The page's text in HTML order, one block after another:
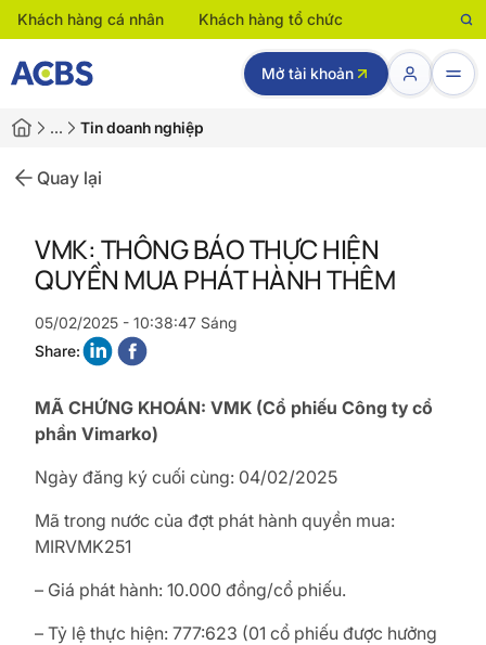
Khách hàng cá nhân Khách hàng tổ chức
Mở tài khoản
… Tin doanh nghiệp
Quay lại
VMK: THÔNG BÁO THỰC HIỆN
QUYỀN MUA PHÁT HÀNH THÊM
05/02/2025 - 10:38:47 Sáng
Share:
MÃ CHỨNG KHOÁN: VMK (Cổ phiếu Công ty cổ
phần Vimarko)
Ngày đăng ký cuối cùng: 04/02/2025
Mã trong nước của đợt phát hành quyền mua:
MIRVMK251
– Giá phát hành: 10.000 đồng/cổ phiếu.
– Tỷ lệ thực hiện: 777:623 (01 cổ phiếu được hưởng